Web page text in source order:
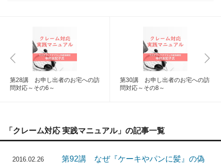
第28講 お申し出者のお宅への訪
問対応～その6～
第30講 お申し出者のお宅への訪
問対応～その8～
「クレーム対応 実践マニュアル」の記事一覧
2016.02.26
第92講 なぜ『ケーキやパンに髪』の偽